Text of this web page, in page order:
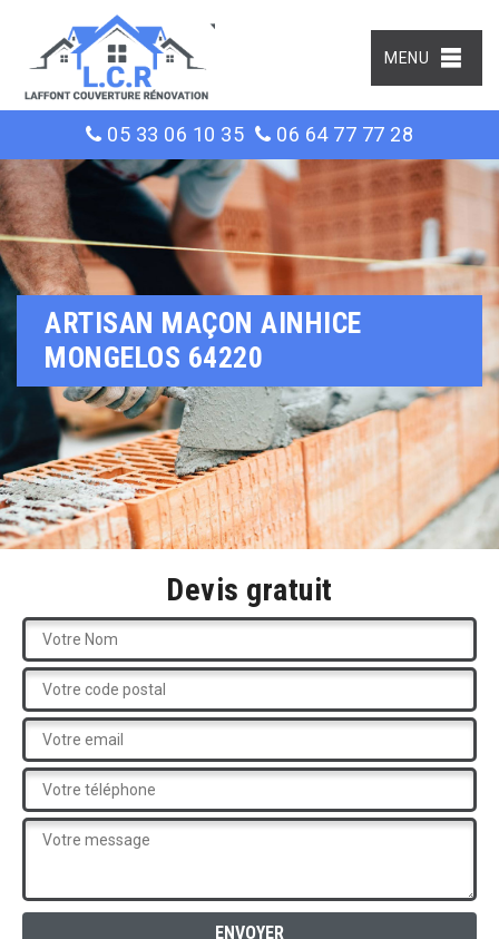
MENU
05 33 06 10 35 06 64 77 77 28
ARTISAN MAÇON AINHICE
MONGELOS 64220
Devis gratuit